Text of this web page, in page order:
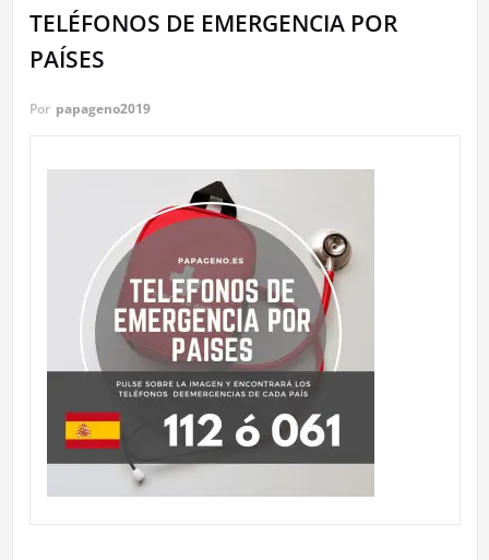
TELÉFONOS DE EMERGENCIA POR
PAÍSES
Por papageno2019